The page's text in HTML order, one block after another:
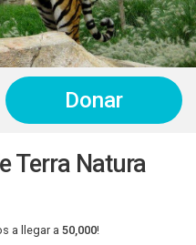
Donar
Terra Natura
a llegar a 50,000!